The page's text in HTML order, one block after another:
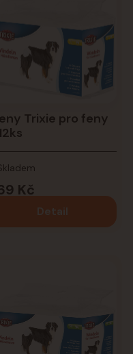
Trixie pro feny
Kč
Detail